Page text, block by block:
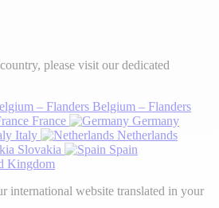
please visit our dedicated
Belgium – Flanders
France
Germany
Italy
Netherlands
Slovakia
Spain
Kingdom
international website translated in your